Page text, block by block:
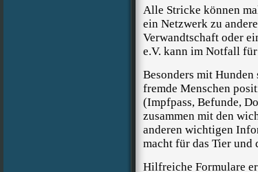
Alle Stricke können
ein Netzwerk zu
Verwandtschaft oder
e.V. kann im Notfall
Besonders mit Hunden
fremde Menschen
(Impfpass, Befunde,
zusammen mit den
anderen wichtigen
macht für das Tier
Hilfreiche Formulare